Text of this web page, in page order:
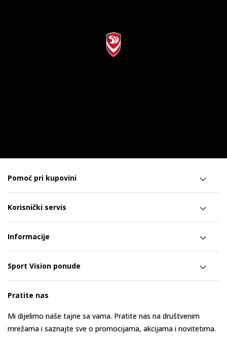
Pomoć pri kupovini
Korisnički servis
Informacije
Sport Vision ponude
Pratite nas
Mi dijelimo naše tajne sa vama. Pratite nas na društvenim
mrežama i saznajte sve o promocijama, akcijama i novitetima.